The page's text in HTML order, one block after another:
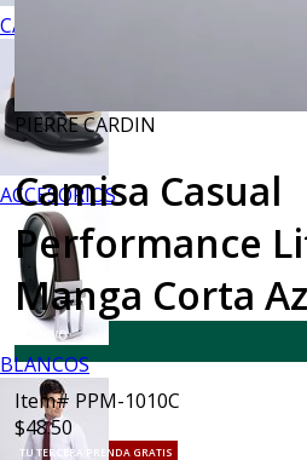
CALZADO
ACCESORIOS
BLANCOS
PIERRE CARDIN
Camisa Casual
Performance
Manga Corta
NUEVO
Item# PPM-1010C
$48.50
TU TERCERA PRENDA GRATIS